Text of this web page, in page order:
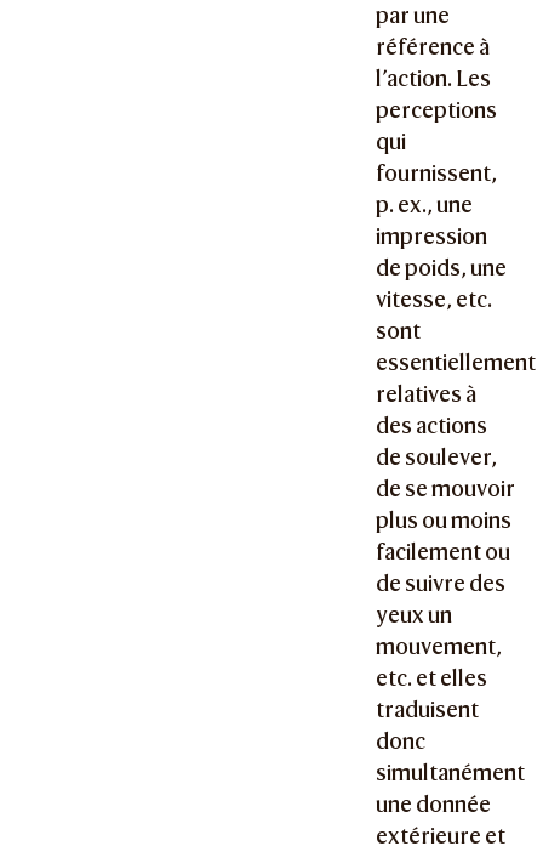
par une
référence à
l’action. Les
perceptions
qui
fournissent,
p. ex., une
impression
de poids, une
vitesse, etc.
sont
essentiellement
relatives à
des actions
de soulever,
de se mouvoir
plus ou moins
facilement ou
de suivre des
yeux un
mouvement,
etc. et elles
traduisent
donc
simultanément
une donnée
extérieure et